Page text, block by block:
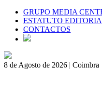
GRUPO MEDIA
ESTATUTO
CONTACTOS
8 de Agosto de 2026 | Coimbra